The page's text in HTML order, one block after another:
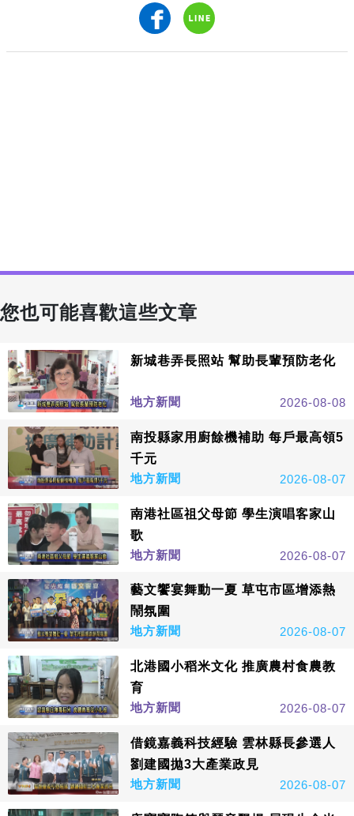
您也可能喜歡這些文章
新城巷弄長照站 幫助長輩預防老化
地方新聞 2026-08-08
南投縣家用廚餘機補助 每戶最高領5
千元
地方新聞
2026-08-07
南港社區祖父母節 學生演唱客家山
歌
地方新聞
2026-08-07
藝文饗宴舞動一夏 草屯市區增添熱
鬧氛圍
地方新聞
2026-08-07
北港國小稻米文化 推廣農村食農教
育
地方新聞
2026-08-07
借鏡嘉義科技經驗 雲林縣長參選人
劉建國拋3大產業政見
地方新聞
2026-08-07